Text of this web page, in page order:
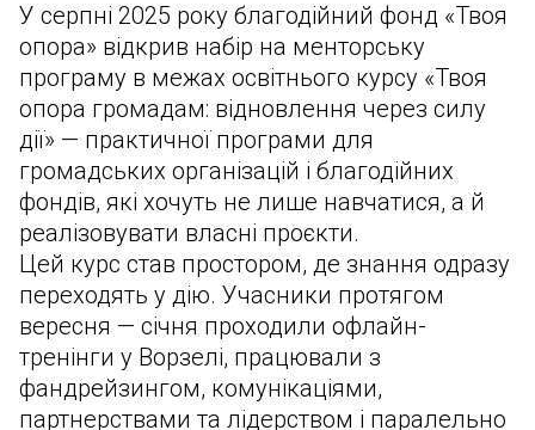
У серпні 2025 року благодійний фонд «Твоя
опора» відкрив набір на менторську
програму в межах освітнього курсу «Твоя
опора громадам: відновлення через силу
дії» — практичної програми для
громадських організацій і благодійних
фондів, які хочуть не лише навчатися, а й
реалізовувати власні проєкти.
Цей курс став простором, де знання одразу
переходять у дію. Учасники протягом
вересня — січня проходили офлайн-
тренінги у Ворзелі, працювали з
фандрейзингом, комунікаціями,
партнерствами та лідерством і паралельно